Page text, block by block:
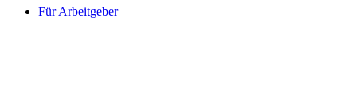
Für Arbeitgeber